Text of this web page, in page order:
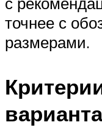
точнее с
размерами.